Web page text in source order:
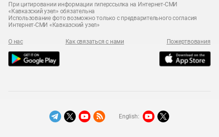
При цитировании информации гиперссылка на Интернет-СМИ
«Кавказский узел» обязательна
Использование фото возможно только с предварительного согласия
Интернет-СМИ «Кавказский узел»
О нас Как связаться с нами Пожертвования
English: